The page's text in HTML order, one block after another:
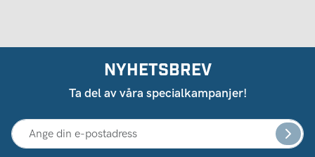
NYHETSBREV
Ta del av våra specialkampanjer!